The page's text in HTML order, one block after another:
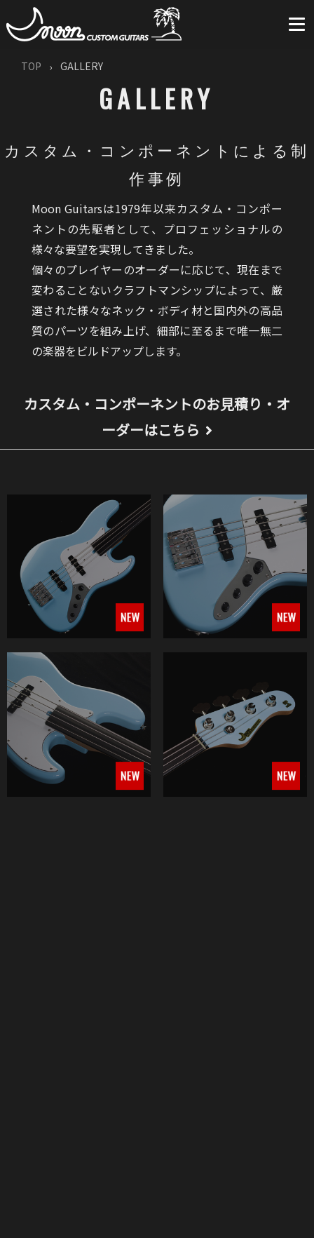
TOP GALLERY
GALLERY
カスタム・コンポーネントによる制
作事例
Moon Guitarsは1979年以来カスタム・コンポー
ネントの先駆者として、プロフェッショナルの
様々な要望を実現してきました。
個々のプレイヤーのオーダーに応じて、現在まで
変わることないクラフトマンシップによって、厳
選された様々なネック・ボディ材と国内外の高品
質のパーツを組み上げ、細部に至るまで唯一無二
の楽器をビルドアップします。
カスタム・コンポーネントのお見積り・オ
ーダーはこちら